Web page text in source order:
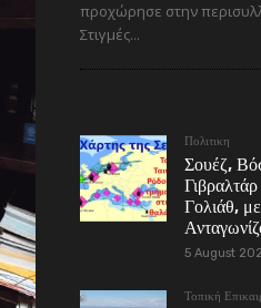
προχώρησε στην
Στιγμές...
Πολιτικη
Σουέζ,
Γολιάθ,
5 August
Τοπική